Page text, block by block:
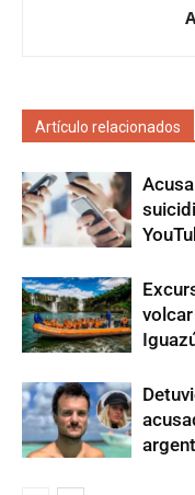
Artículo relacionados